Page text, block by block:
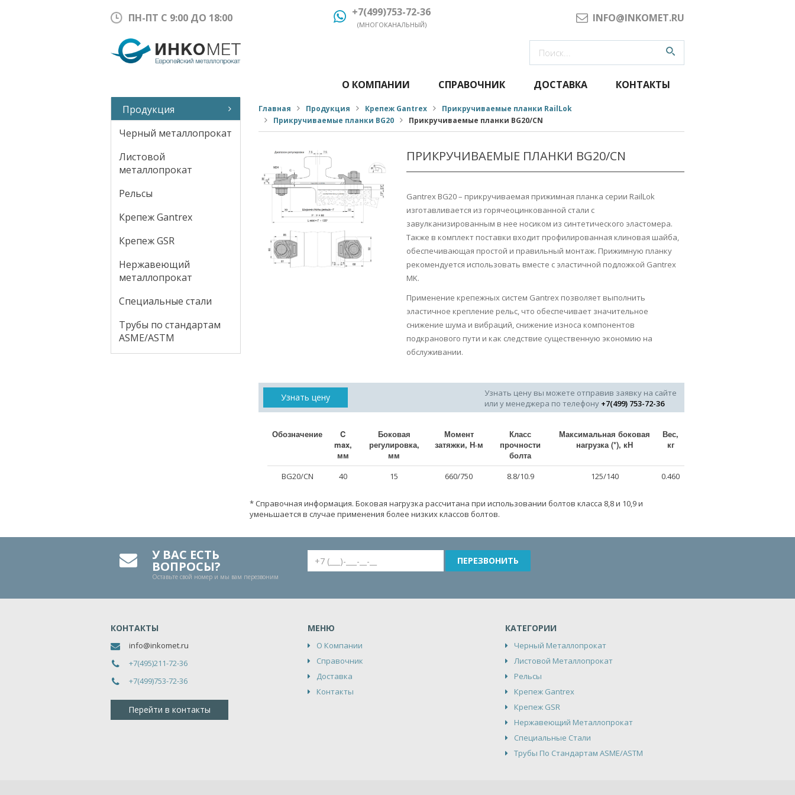
ПН-ПТ С 9:00 ДО 18:00 +7(499)753-72-36
(МНОГОКАНАЛЬНЫЙ)
INFO@INKOMET.RU
Продукция
Черный металлопрокат
Листовой
металлопрокат
Рельсы
Крепеж Gantrex
Крепеж GSR
Нержавеющий
металлопрокат
Специальные стали
Трубы по стандартам
ASME/ASTM
О КОМПАНИИ СПРАВОЧНИК ДОСТАВКА КОНТАКТЫ
Главная Продукция Крепеж Gantrex
Прикручиваемые планки RailLok
Прикручиваемые планки BG20
Прикручиваемые планки BG20/CN
ПРИКРУЧИВАЕМЫЕ ПЛАНКИ BG20/CN
Gantrex BG20 – прикручиваемая прижимная планка серии RailLok
изготавливается из горячеоцинкованной стали с
завулканизированным в нее носиком из синтетического эластомера.
Также в комплект поставки входит профилированная клиновая шайба,
обеспечивающая простой и правильный монтаж. Прижимную планку
рекомендуется использовать вместе с эластичной подложкой Gantrex
MK.
Применение крепежных систем Gantrex позволяет выполнить
эластичное крепление рельс, что обеспечивает значительное
снижение шума и вибраций, снижение износа компонентов
подкранового пути и как следствие существенную экономию на
обслуживании.
Узнать цену
Узнать цену вы можете отправив заявку на сайте
или у менеджера по телефону +7(499) 753-72-36
Обозначение
C
max,
мм
Боковая
регулировка,
мм
Момент
затяжки, Н·м
Класс
прочности
болта
Максимальная боковая
нагрузка (*), кН
Вес,
кг
BG20/CN 40 15 660/750 8.8/10.9 125/140 0.460
* Справочная информация. Боковая нагрузка рассчитана при использовании болтов класса 8,8 и 10,9 и
уменьшается в случае применения более низких классов болтов.
У ВАС ЕСТЬ
ВОПРОСЫ?
Оставьте свой номер и мы вам перезвоним
КОНТАКТЫ
info@inkomet.ru
+7(495)211-72-36
+7(499)753-72-36
Перейти в контакты
МЕНЮ
О Компании
Справочник
Доставка
Контакты
КАТЕГОРИИ
Черный Металлопрокат
Листовой Металлопрокат
Рельсы
Крепеж Gantrex
Крепеж GSR
Нержавеющий Металлопрокат
Специальные Стали
Трубы По Стандартам ASME/ASTM